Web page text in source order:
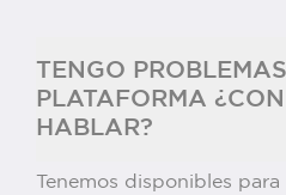
TENGO
PLATAFORMA
HABLAR?
Tenemos disponibles